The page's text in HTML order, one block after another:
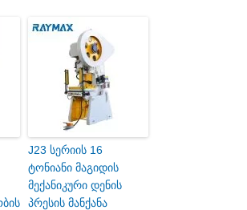
J23 სერიის 16
ტონიანი მაგიდის
მექანიკური დენის
პრესის მანქანა